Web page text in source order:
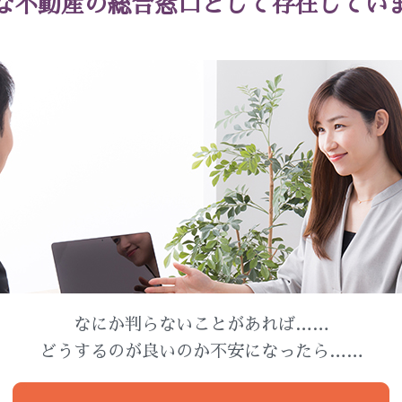
不動産の総合窓口として存在してい
なにか判らないことがあれば……
どうするのが良いのか不安になったら……